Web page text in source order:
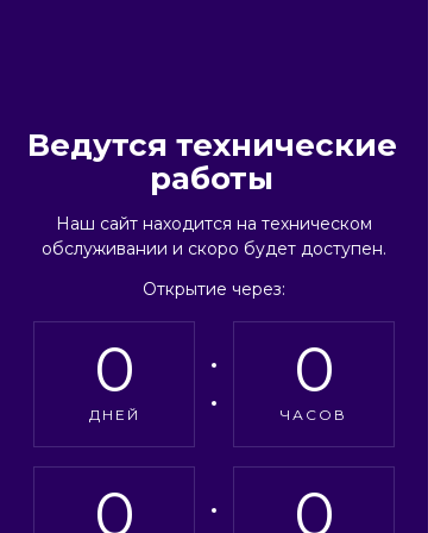
Ведутся технические
работы
Наш сайт находится на техническом
обслуживании и скоро будет доступен.
Открытие через:
0
ДНЕЙ
0
ЧАСОВ
0 0